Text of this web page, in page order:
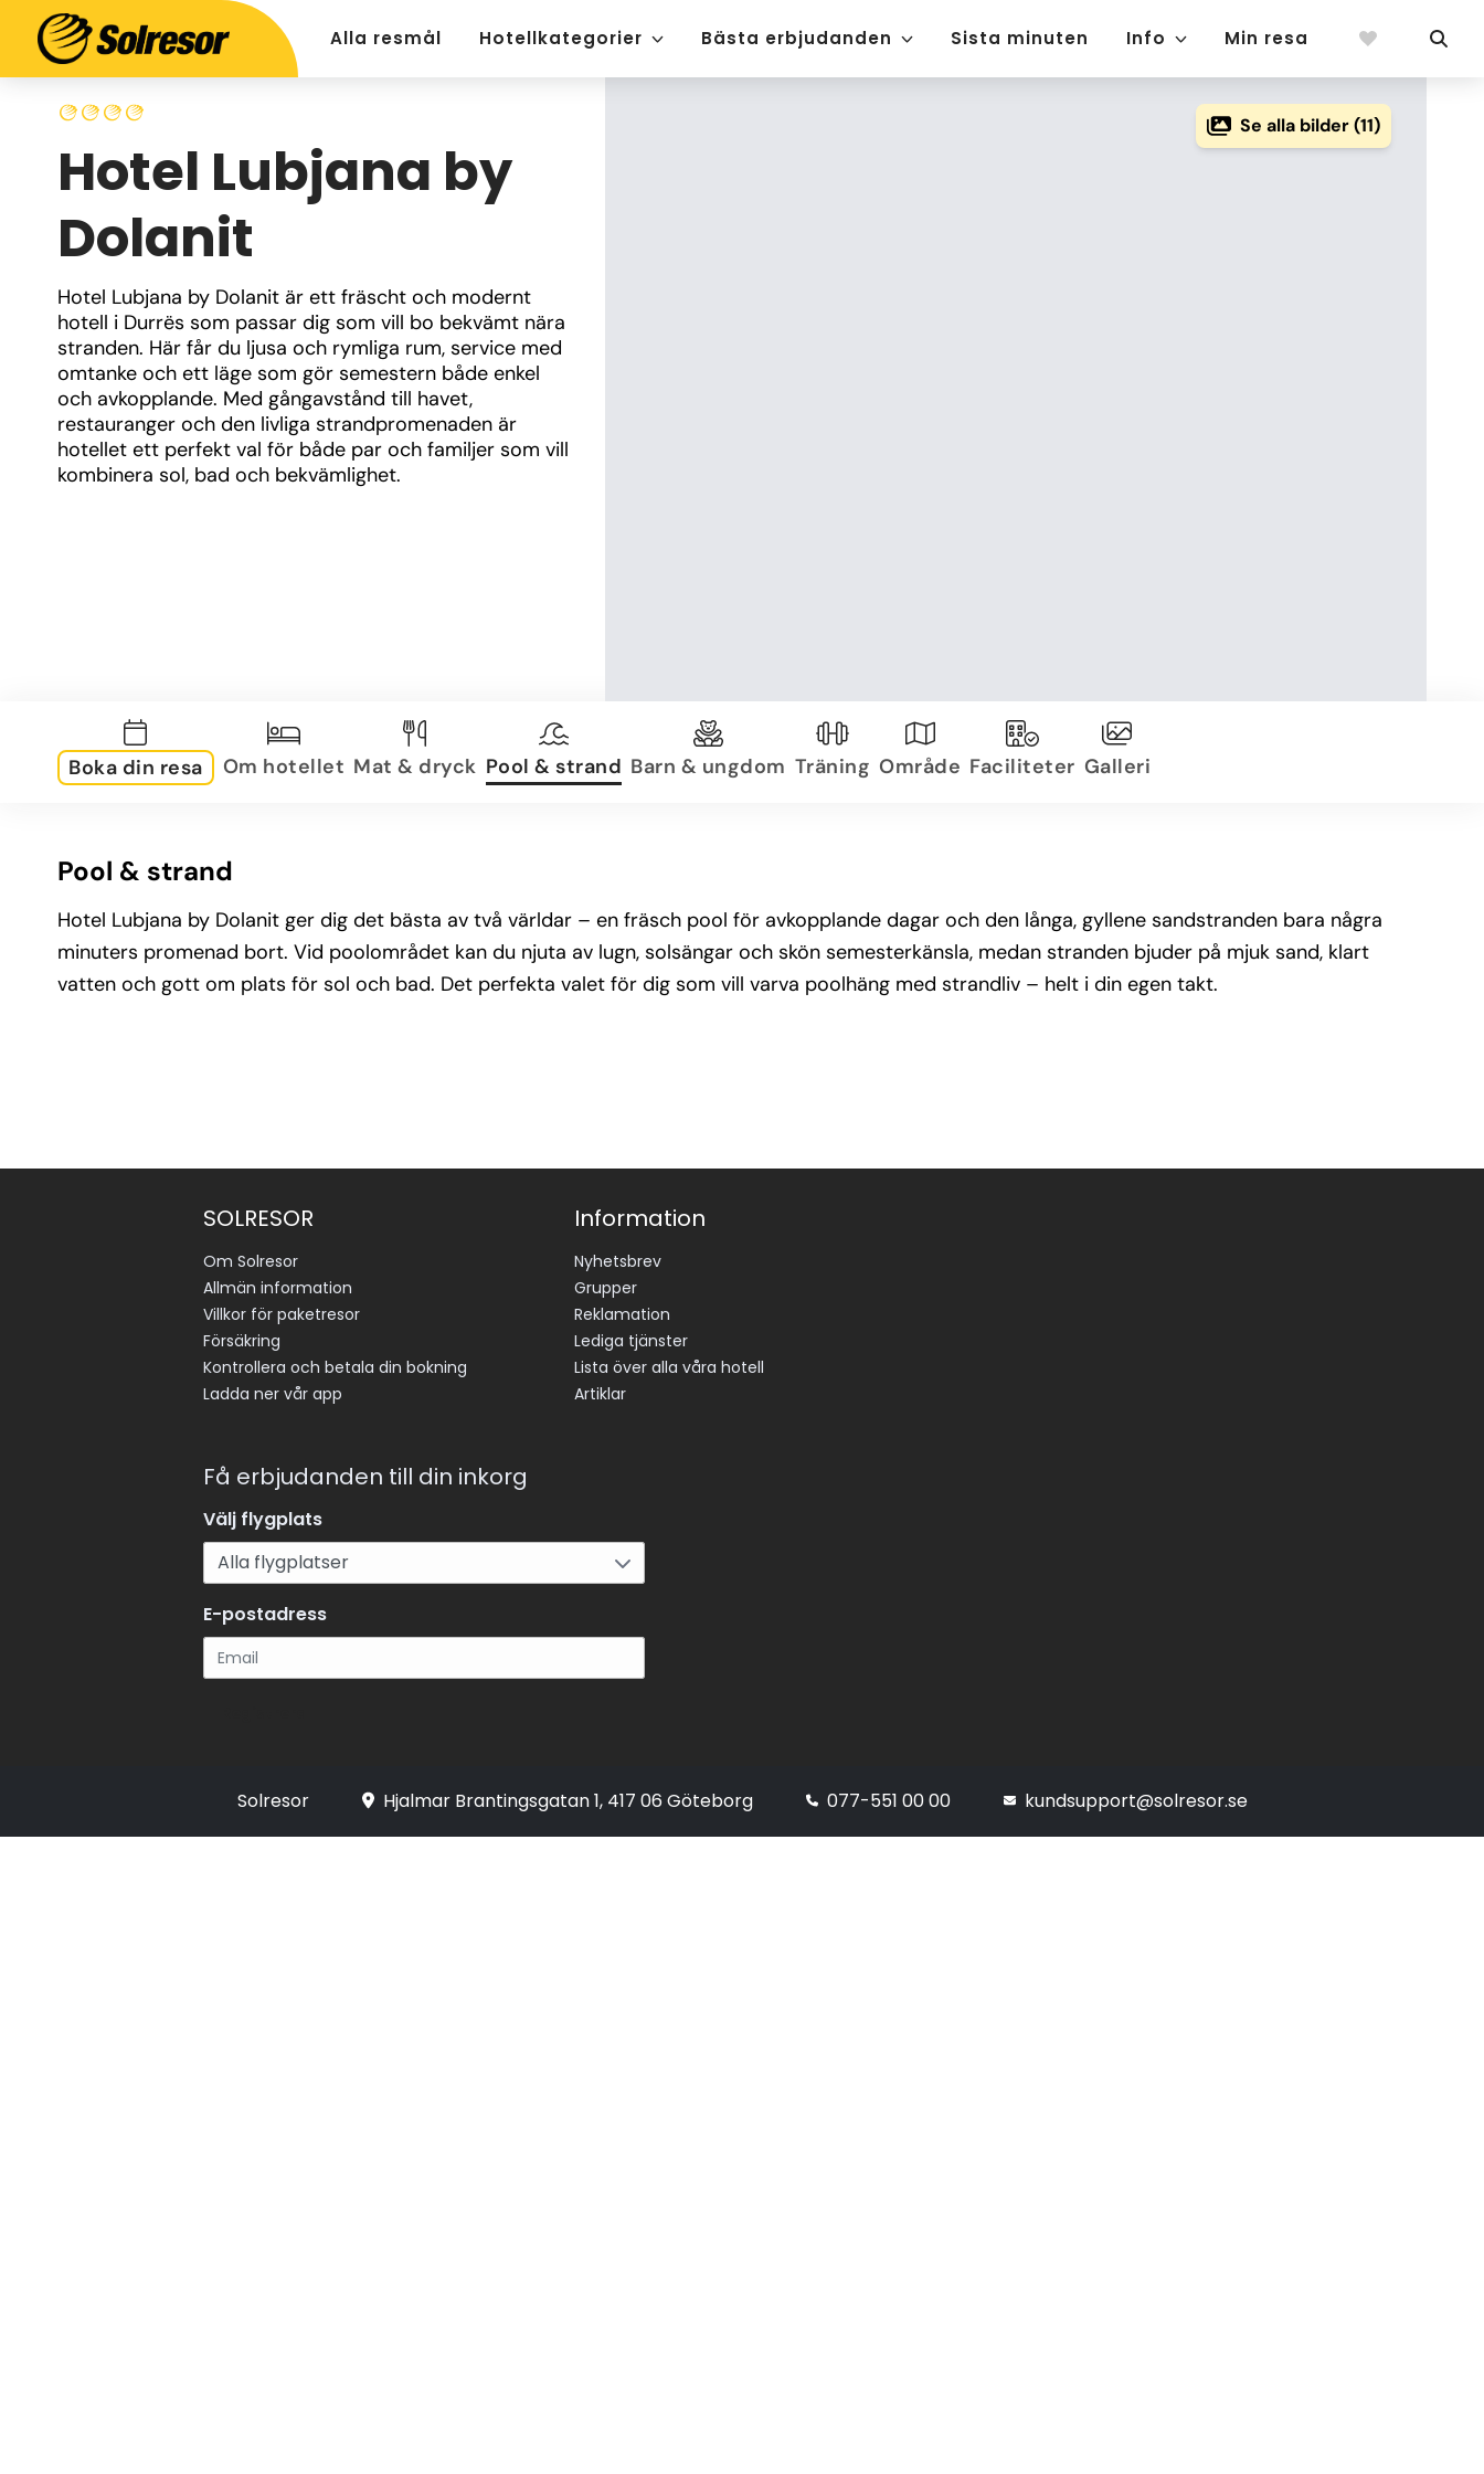
Alla resmål Hotellkategorier Bästa erbjudanden Sista minuten Info Min resa
Hotel Lubjana by
Dolanit
Hotel Lubjana by Dolanit är ett fräscht och modernt
hotell i Durrës som passar dig som vill bo bekvämt nära
stranden. Här får du ljusa och rymliga rum, service med
omtanke och ett läge som gör semestern både enkel
och avkopplande. Med gångavstånd till havet,
restauranger och den livliga strandpromenaden är
hotellet ett perfekt val för både par och familjer som vill
kombinera sol, bad och bekvämlighet.
Se alla bilder (11)
Boka din resa Om hotellet Mat & dryck Pool & strand Barn & ungdom Träning Område Faciliteter Galleri
Pool & strand
Hotel Lubjana by Dolanit ger dig det bästa av två världar – en fräsch pool för avkopplande dagar och den långa, gyllene sandstranden bara några
minuters promenad bort. Vid poolområdet kan du njuta av lugn, solsängar och skön semesterkänsla, medan stranden bjuder på mjuk sand, klart
vatten och gott om plats för sol och bad. Det perfekta valet för dig som vill varva poolhäng med strandliv – helt i din egen takt.
SOLRESOR
Om Solresor
Allmän information
Villkor för paketresor
Försäkring
Kontrollera och betala din bokning
Ladda ner vår app
Information
Nyhetsbrev
Grupper
Reklamation
Lediga tjänster
Lista över alla våra hotell
Artiklar
Få erbjudanden till din inkorg
Välj flygplats
E-postadress
Solresor Hjalmar Brantingsgatan 1, 417 06 Göteborg 077-551 00 00 kundsupport@solresor.se